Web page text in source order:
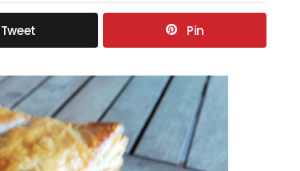
Tweet Pin